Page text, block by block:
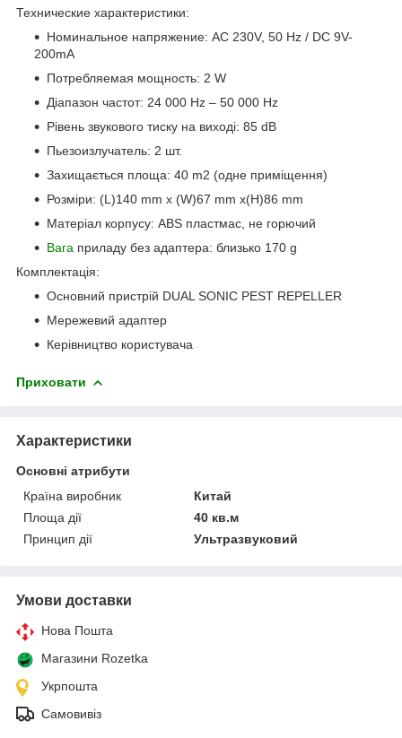
Технические характеристики:
Номинальное напряжение: AC 230V, 50 Hz / DC 9V-
200mA
Потребляемая мощность: 2 W
Діапазон частот: 24 000 Hz – 50 000 Hz
Рівень звукового тиску на виході: 85 dB
Пьезоизлучатель: 2 шт.
Захищається площа: 40 m2 (одне приміщення)
Розміри: (L)140 mm x (W)67 mm x(H)86 mm
Матеріал корпусу: ABS пластмас, не горючий
Вага приладу без адаптера: близько 170 g
Комплектація:
Основний пристрій DUAL SONIC PEST REPELLER
Мережевий адаптер
Керівництво користувача
Приховати
Характеристики
Основні атрибути
Країна виробник
Китай
Площа дії
40 кв.м
Принцип дії
Ультразвуковий
Умови доставки
Нова Пошта
Магазини Rozetka
Укрпошта
Самовивіз